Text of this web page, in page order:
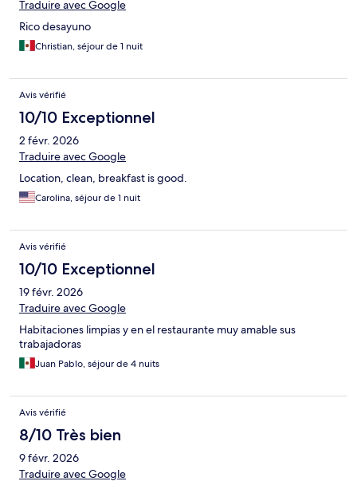
Traduire avec Google
Rico desayuno
Christian, séjour de 1 nuit
Avis vérifié
10/10 Exceptionnel
2 févr. 2026
Traduire avec Google
Location, clean, breakfast is good.
Carolina, séjour de 1 nuit
Avis vérifié
10/10 Exceptionnel
19 févr. 2026
Traduire avec Google
Habitaciones limpias y en el restaurante muy amable sus
trabajadoras
Juan Pablo, séjour de 4 nuits
Avis vérifié
8/10 Très bien
9 févr. 2026
Traduire avec Google